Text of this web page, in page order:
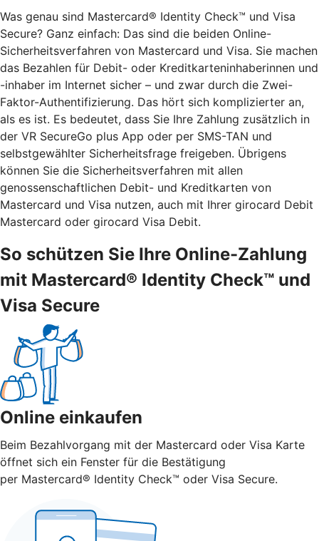
Was genau sind Mastercard® Identity Check™ und Visa
Secure? Ganz einfach: Das sind die beiden Online-
Sicherheitsverfahren von Mastercard und Visa. Sie machen
das Bezahlen für Debit- oder Kreditkarteninhaberinnen und
-inhaber im Internet sicher – und zwar durch die Zwei-
Faktor-Authentifizierung. Das hört sich komplizierter an,
als es ist. Es bedeutet, dass Sie Ihre Zahlung zusätzlich in
der VR SecureGo plus App oder per SMS-TAN und
selbstgewählter Sicherheitsfrage freigeben. Übrigens
können Sie die Sicherheitsverfahren mit allen
genossenschaftlichen Debit- und Kreditkarten von
Mastercard und Visa nutzen, auch mit Ihrer girocard Debit
Mastercard oder girocard Visa Debit.
So schützen Sie Ihre Online-Zahlung
mit Mastercard® Identity Check™ und
Visa Secure
Online einkaufen
Beim Bezahlvorgang mit der Mastercard oder Visa Karte
öffnet sich ein Fenster für die Bestätigung
per Mastercard® Identity Check™ oder Visa Secure.